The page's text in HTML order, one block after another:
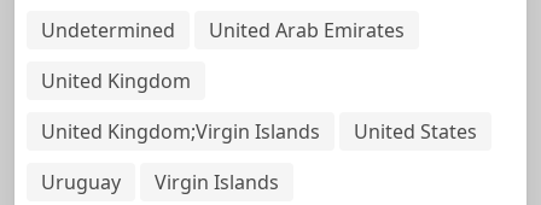
Undetermined
United Arab Emirates
United Kingdom
United Kingdom;Virgin Islands
United States
Uruguay
Virgin Islands